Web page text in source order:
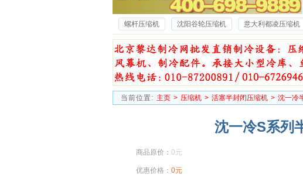
螺杆压缩机 沈阳谷轮压缩机 意大利都凌压缩机
沈一冷半封闭压缩机
德国谷轮压缩机 沃克压缩
当前位置: 主页 > 压缩机 > 活塞半封闭压缩机 > 沈一冷
沈一冷S系列
商品原价： 0元
优惠价格： 0元